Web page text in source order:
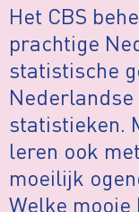
Het CBS
prachtige
statistische
Nederlandse
statistieken.
leren ook
moeilijk
Welke